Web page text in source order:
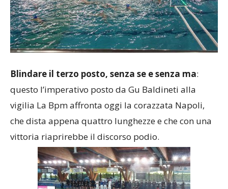
Blindare il terzo posto, senza se e senza ma:
questo l’imperativo posto da Gu Baldineti alla
vigilia La Bpm affronta oggi la corazzata Napoli,
che dista appena quattro lunghezze e che con una
vittoria riaprirebbe il discorso podio.